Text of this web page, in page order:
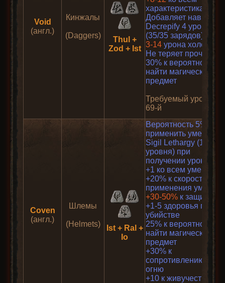
Void
(англ.)
Кинжалы
(Daggers)
Thul +
Zod + Ist
характеристикам
Добавляет навык
Decrepify 4 уровня
(35/35 зарядов)
3-14 урона холодом
Не теряет прочности
30% к вероятности
найти магический
предмет
Требуемый уровень:
69-й
Coven
(англ.)
Шлемы
(Helmets)
Ist + Ral +
Io
Вероятность 5%
применить умение
Sigil Lethargy (10
уровня) при
получении урона
+1 ко всем умениям
+20% к скорости
применения умений
+30-50% к защите
+1-5 здоровья при
убийстве
25% к вероятности
найти магический
предмет
+30% к
сопротивлению
огню
+10 к живучести